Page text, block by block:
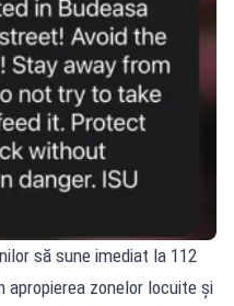
să sune imediat la 112
apropierea zonelor locuite și